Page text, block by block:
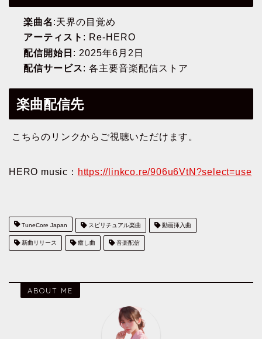
楽曲名 :天界の目覚め
アーティスト : Re-HERO
配信開始日 : 2025年6月2日
配信サービス: 各主要音楽配信ストア
楽曲配信先
こちらのリンクからご視聴いただけます。
HERO music： https://linkco.re/906u6VtN?select=use
TuneCore Japan スピリチュアル楽曲 動画挿入曲
新曲リリース 癒し曲 音楽配信
ABOUT ME